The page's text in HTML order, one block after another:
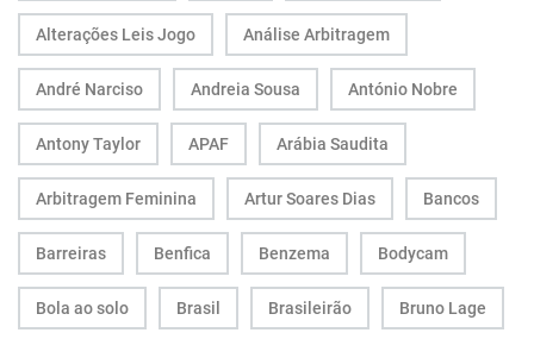
Alterações Leis Jogo Análise Arbitragem
André Narciso Andreia Sousa António Nobre
Antony Taylor APAF Arábia Saudita
Arbitragem Feminina Artur Soares Dias Bancos
Barreiras Benfica Benzema Bodycam
Bola ao solo Brasil Brasileirão Bruno Lage